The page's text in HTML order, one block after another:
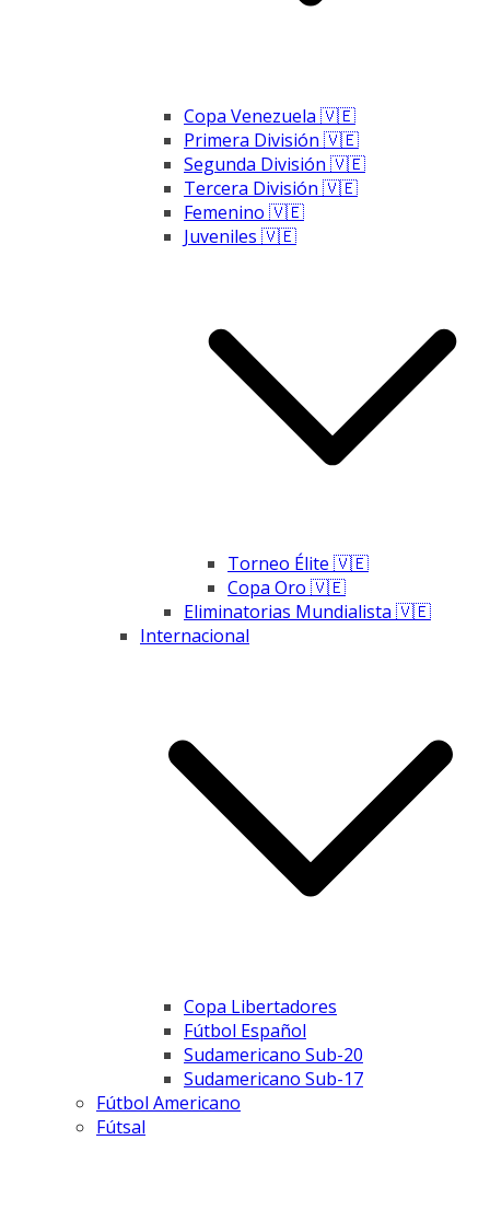
Copa Venezuela 🇻🇪
Primera División 🇻🇪
Segunda División 🇻🇪
Tercera División 🇻🇪
Femenino 🇻🇪
Juveniles 🇻🇪
Torneo Élite 🇻🇪
Copa Oro 🇻🇪
Eliminatorias Mundialista 🇻🇪
Internacional
Copa Libertadores
Fútbol Español
Sudamericano Sub-20
Sudamericano Sub-17
Fútbol Americano
Fútsal